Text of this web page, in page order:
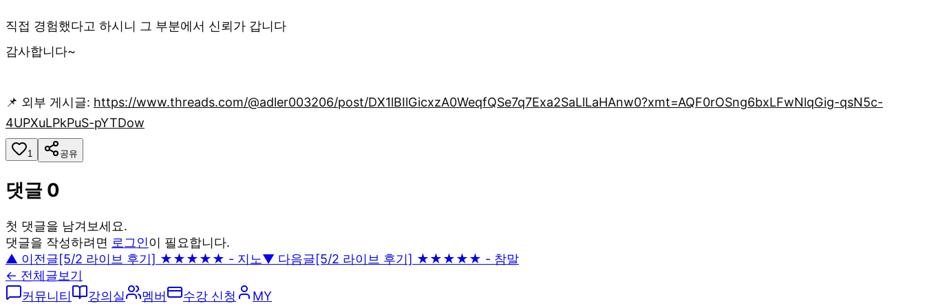
직접 경험했다고 하시니 그 부분에서 신뢰가 갑니다
감사합니다~
📌 외부 게시글: https://www.threads.com/@adler003206/post/DX1lBIlGicxzA0WeqfQSe7q7Exa2SaLlLaHAnw0?xmt=AQF0rOSng6bxLFwNlqGig-qsN5c-
4UPXuLPkPuS-pYTDow
1 공유
댓글 0
첫 댓글을 남겨보세요.
댓글을 작성하려면 로그인이 필요합니다.
▲ 이전글[5/2 라이브 후기] ★★★★★ - 지노▼ 다음글[5/2 라이브 후기] ★★★★★ - 참말
← 전체글보기
커뮤니티
강의실 멤버 수강 신청 MY